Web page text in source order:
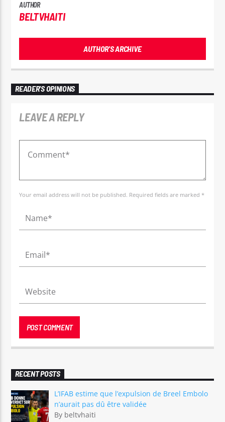
AUTHOR
BELTVHAITI
AUTHOR'S ARCHIVE
READER'S OPINIONS
LEAVE A REPLY
Your email address will not be published. Required fields are marked *
RECENT POSTS
L’IFAB estime que l’expulsion de Breel Embolo
n’aurait pas dû être validée
By beltvhaiti